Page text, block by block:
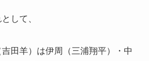
して、
田羊）は伊周（三浦翔平）・中